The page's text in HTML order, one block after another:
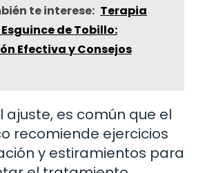
te interese: Terapia
de Tobillo:
Efectiva y Consejos
ajuste, es común que el
recomiende ejercicios
y estiramientos para